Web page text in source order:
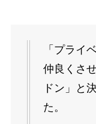
「プライ
仲良くさ
ドン」と
た。